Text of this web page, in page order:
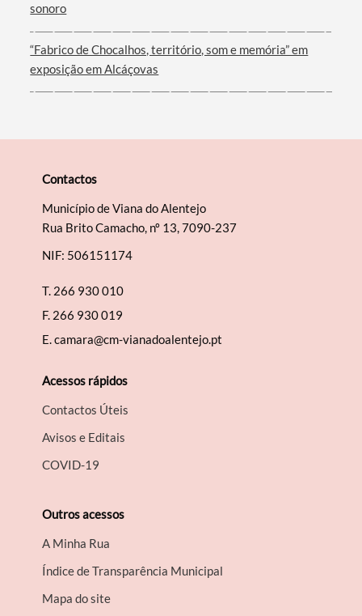
sonoro
“Fabrico de Chocalhos, território, som e memória” em
exposição em Alcáçovas
Contactos
Município de Viana do Alentejo
Rua Brito Camacho, nº 13, 7090-237
NIF: 506151174
T. 266 930 010
F. 266 930 019
E.camara@cm-vianadoalentejo.pt
Acessos rápidos
Contactos Úteis
Avisos e Editais
COVID-19
Outros acessos
A Minha Rua
Índice de Transparência Municipal
Mapa do site